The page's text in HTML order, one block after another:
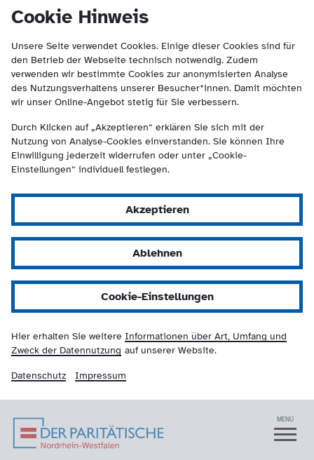
Cookie Hinweis
Unsere Seite verwendet Cookies. Einige dieser Cookies sind für
den Betrieb der Webseite technisch notwendig. Zudem
verwenden wir bestimmte Cookies zur anonymisierten Analyse
des Nutzungsverhaltens unserer Besucher*innen. Damit möchten
wir unser Online-Angebot stetig für Sie verbessern.
Durch Klicken auf „Akzeptieren“ erklären Sie sich mit der
Nutzung von Analyse-Cookies einverstanden. Sie können Ihre
Einwilligung jederzeit widerrufen oder unter „Cookie-
Einstellungen“ individuell festlegen.
Akzeptieren
Ablehnen
Cookie-Einstellungen
Hier erhalten Sie weitere Informationen über Art, Umfang und
Zweck der Datennutzung auf unserer Website.
Datenschutz Impressum
Der Paritätische NRW
springen
(Kontakt und Suche) springen.
Navigation MENÜ